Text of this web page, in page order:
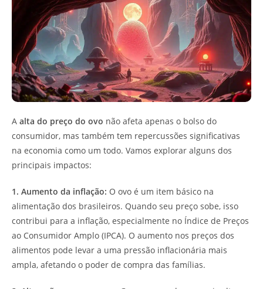
A alta do preço do ovo não afeta apenas o bolso do
consumidor, mas também tem repercussões significativas
na economia como um todo. Vamos explorar alguns dos
principais impactos:
1. Aumento da inflação: O ovo é um item básico na
alimentação dos brasileiros. Quando seu preço sobe, isso
contribui para a inflação, especialmente no Índice de Preços
ao Consumidor Amplo (IPCA). O aumento nos preços dos
alimentos pode levar a uma pressão inflacionária mais
ampla, afetando o poder de compra das famílias.